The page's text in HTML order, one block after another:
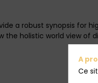
a robust synopsis for
the holistic world view
A
Ce